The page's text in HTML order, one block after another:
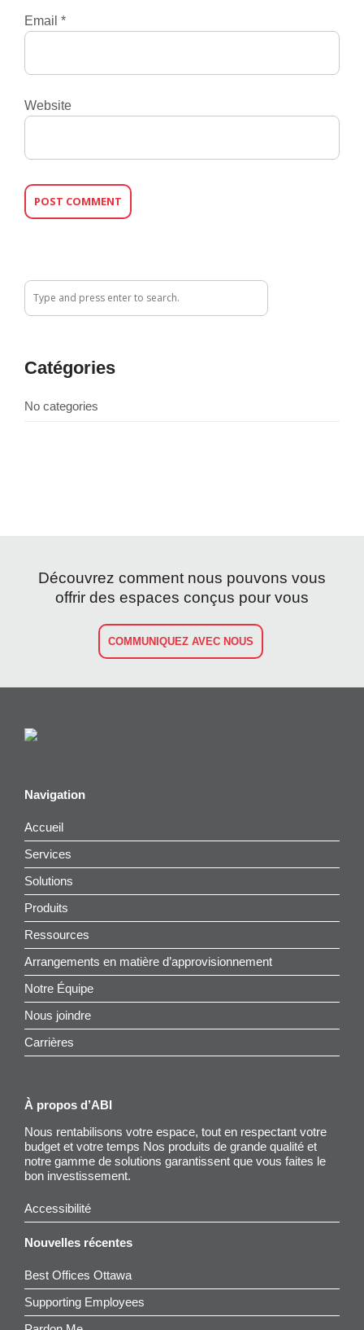
Email *
Website
Catégories
No categories
Découvrez comment nous pouvons vous
offrir des espaces conçus pour vous
COMMUNIQUEZ AVEC NOUS
Navigation
Accueil
Services
Solutions
Produits
Ressources
Arrangements en matière d’approvisionnement
Notre Équipe
Nous joindre
Carrières
À propos d’ABI
Nous rentabilisons votre espace, tout en respectant votre
budget et votre temps Nos produits de grande qualité et
notre gamme de solutions garantissent que vous faites le
bon investissement.
Accessibilité
Nouvelles récentes
Best Offices Ottawa
Supporting Employees